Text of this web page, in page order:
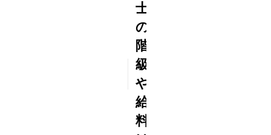
士
の
階
級
や
給
料